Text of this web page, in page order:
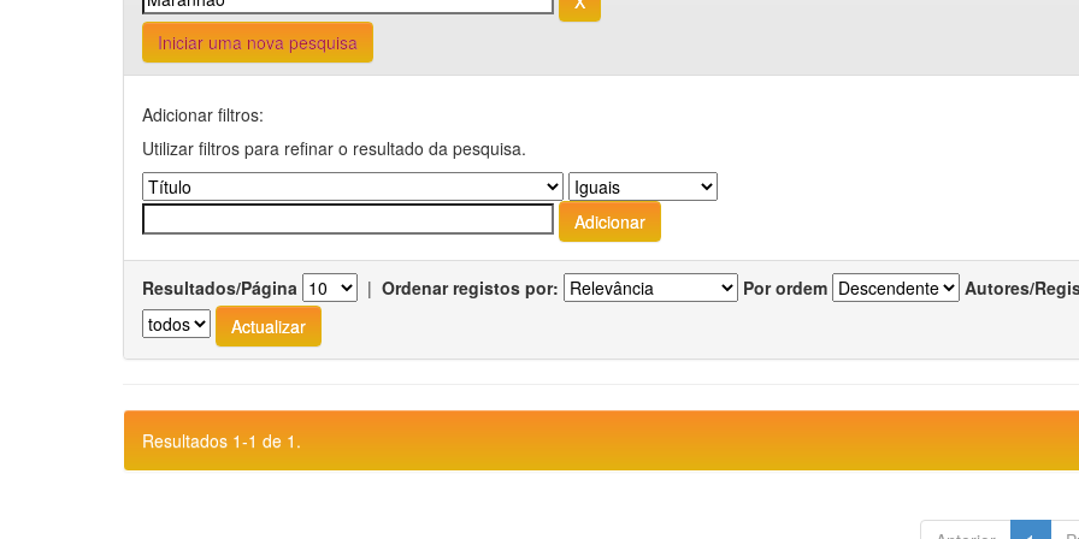
Iniciar uma nova pesquisa
Adicionar filtros:
Utilizar filtros para refinar o resultado da pesquisa.
Resultados/Página | Ordenar registos por: Por ordem Autores/
Resultados 1-1 de 1.